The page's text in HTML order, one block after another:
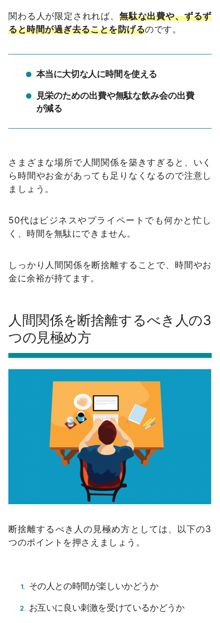
関わる人が限定されれば、 無駄な出費や、ずるず
ると時間が過ぎ去ることを防げるのです。
本当に大切な人に時間を使える
見栄のための出費や無駄な飲み会の出費
が減る
さまざまな場所で人間関係を築きすぎると、いく
ら時間やお金があっても足りなくなるので注意し
ましょう。
50代はビジネスやプライペートでも何かと忙し
く、時間を無駄にできません。
しっかり人間関係を断捨離することで、時間やお
金に余裕が持てます。
人間関係を断捨離するべき人の3
つの見極め方
断捨離するべき人の見極め方としては、以下の3
つのポイントを押さえましょう。
その人との時間が楽しいかどうか
お互いに良い刺激を受けているかどうか